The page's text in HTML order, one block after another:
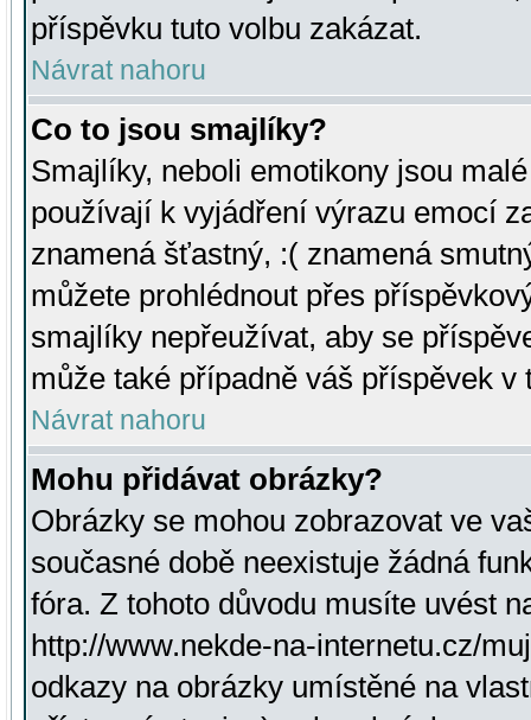
příspěvku tuto volbu zakázat.
Návrat nahoru
Co to jsou smajlíky?
Smajlíky, neboli emotikony jsou
používají k vyjádření výrazu emocí
znamená šťastný, :( znamená
můžete prohlédnout přes
smajlíky nepřeužívat, aby se
může také případně váš příspěvek v
Návrat nahoru
Mohu přidávat obrázky?
Obrázky se mohou zobrazovat ve
současné době neexistuje žádná
fóra. Z tohoto důvodu musíte uvést
http://www.nekde-na-internetu.cz/
odkazy na obrázky umístěné na